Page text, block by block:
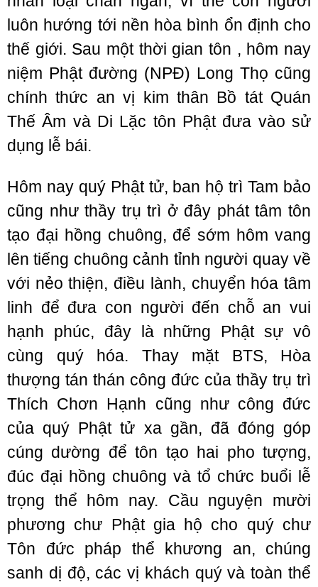
luôn hướng tới nền hòa bình ổn định cho
thế giới. Sau một thời gian tôn , hôm nay
niệm Phật đường (NPĐ) Long Thọ cũng
chính thức an vị kim thân Bồ tát Quán
Thế Âm và Di Lặc tôn Phật đưa vào sử
dụng lễ bái.
Hôm nay quý Phật tử, ban hộ trì Tam bảo
cũng như thầy trụ trì ở đây phát tâm tôn
tạo đại hồng chuông, để sớm hôm vang
lên tiếng chuông cảnh tỉnh người quay về
với nẻo thiện, điều lành, chuyển hóa tâm
linh để đưa con người đến chỗ an vui
hạnh phúc, đây là những Phật sự vô
cùng quý hóa. Thay mặt BTS, Hòa
thượng tán thán công đức của thầy trụ trì
Thích Chơn Hạnh cũng như công đức
của quý Phật tử xa gần, đã đóng góp
cúng dường để tôn tạo hai pho tượng,
đúc đại hồng chuông và tổ chức buổi lễ
trọng thể hôm nay. Cầu nguyện mười
phương chư Phật gia hộ cho quý chư
Tôn đức pháp thể khương an, chúng
sanh dị độ, các vị khách quý và toàn thể